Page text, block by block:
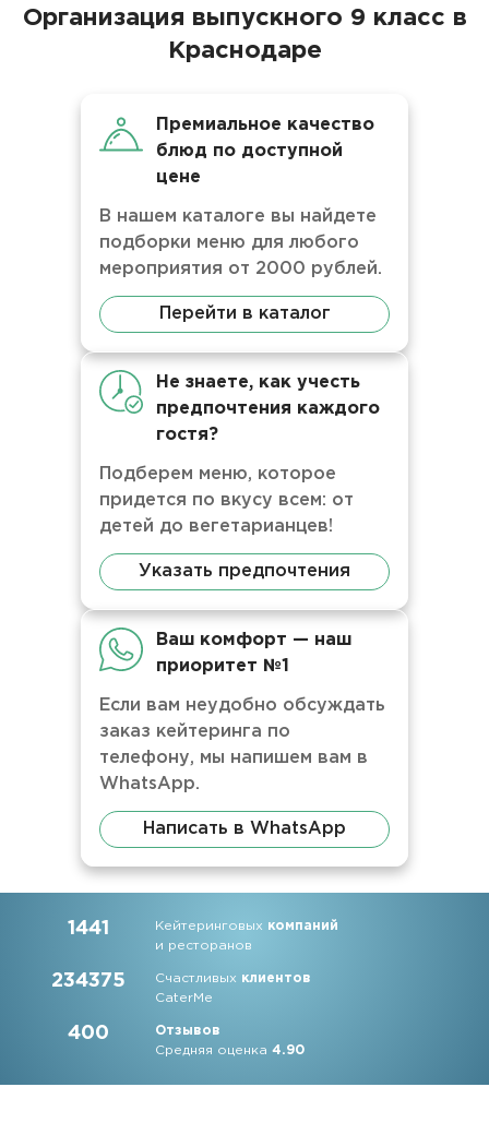
Организация выпускного 9 класс в
Краснодаре
Премиальное качество
блюд по доступной
цене
В нашем каталоге вы найдете
подборки меню для любого
мероприятия от 2000 рублей.
Перейти в каталог
Не знаете, как учесть
предпочтения каждого
гостя?
Подберем меню, которое
придется по вкусу всем: от
детей до вегетарианцев!
Указать предпочтения
Ваш комфорт — наш
приоритет №1
Если вам неудобно обсуждать
заказ кейтеринга по
телефону, мы напишем вам в
WhatsApp.
Написать в WhatsApp
1441 Кейтеринговых компаний
и ресторанов
234375 Счастливых клиентов
CaterMe
400
Отзывов
Средняя оценка4.90